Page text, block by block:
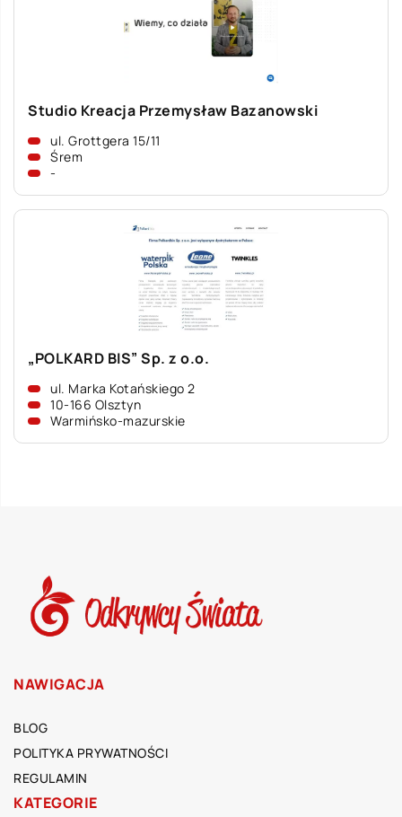
Studio Kreacja Przemysław Bazanowski
ul. Grottgera 15/11
Śrem
-
„POLKARD BIS” Sp. z o.o.
ul. Marka Kotańskiego 2
10-166 Olsztyn
Warmińsko-mazurskie
NAWIGACJA
BLOG
POLITYKA PRYWATNOŚCI
REGULAMIN
KATEGORIE